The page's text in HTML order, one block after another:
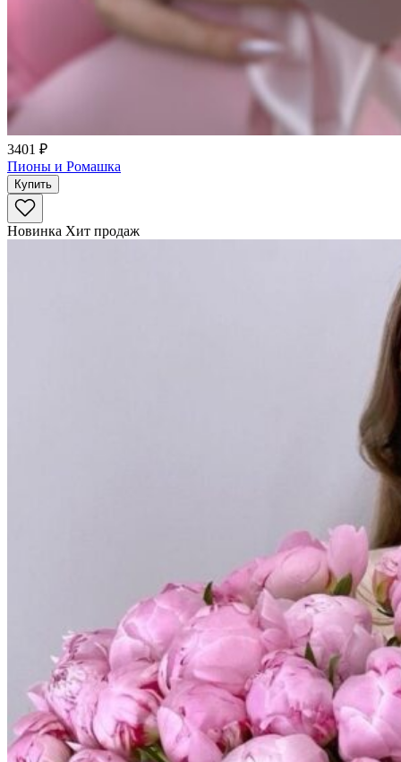
3401 ₽
Пионы и Ромашка
Купить
Новинка Хит продаж